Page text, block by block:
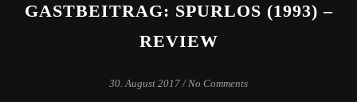
GASTBEITRAG: SPURLOS (1993) –
REVIEW
30. August 2017 / No Comments